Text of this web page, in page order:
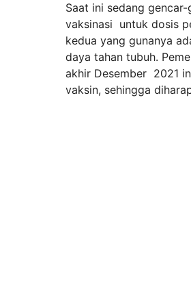
Saat ini sedang
vaksinasi untuk dosis
kedua yang gunanya
daya tahan tubuh.
akhir Desember 2021
vaksin, sehingga